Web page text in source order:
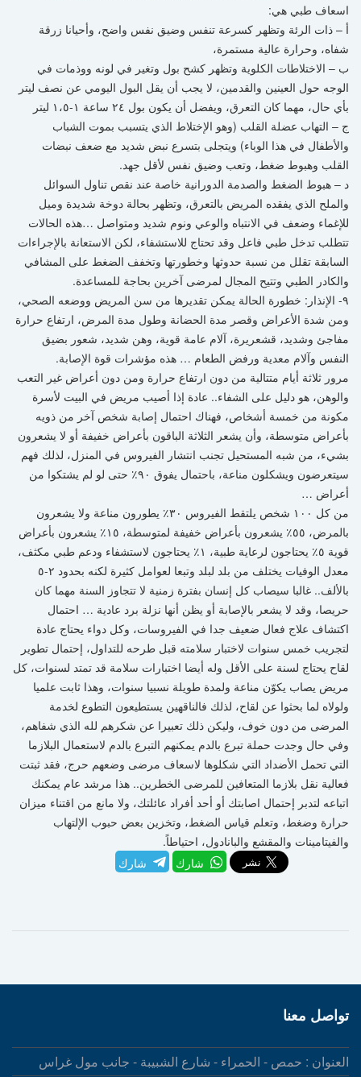
اسعاف طبي هي:
أ – ذات الرئة وتظهر كسرعة تنفس وضيق نفس واضح، وأحيانا زرقة
شفاه، وحرارة عالية مستمرة،
ب – الاختلاطات الكلوية وتظهر كشح بول وتغير في لونه ووذمات في
الوجه حول العينين والقدمين، لا يجب أن يقل البول اليومي عن نصف ليتر
بأي حال، مهما كان التعرق، ويفضل أن يكون بول ٢٤ ساعة ١-١،٥ ليتر
ج – التهاب عضلة القلب (وهو الإختلاط الذي يتسبب بموت الشباب
والأطفال في هذا الوباء) ويتجلى بتسرع نبض شديد مع ضعف نبضات
القلب وهبوط ضغط، وتعب وضيق نفس لأقل جهد.
د – هبوط الضغط والصدمة الدورانية خاصة عند نقص تناول السوائل
والملح الذي يفقده المريض بالتعرق، وتظهر بحالة دوخة شديدة وميل
للإغماء وضعف في الانتباه والوعي ونوم شديد ومتواصل …هذه الحالات
تتطلب تدخل طبي فاعل وقد تحتاج للاستشفاء، لكن الاستعانة بالإجراءات
السابقة تقلل من نسبة حدوثها وخطورتها وتخفف الضغط على المشافي
والكادر الطبي وتتيح المجال لمرضى آخرين بحاجة للمساعدة.
٩- الإنذار: خطورة الحالة يمكن تقديرها من سن المريض ووضعه الصحي،
ومن شدة الأعراض وقصر مدة الحضانة وطول مدة المرض، ارتفاع حرارة
مفاجئ وشديد، قشعريرة، آلام عامة قوية، وهن شديد، شعور بضيق
النفس وآلام معدية ورفض الطعام … هذه مؤشرات قوة الإصابة.
مرور ثلاثة أيام متتالية من دون ارتفاع حرارة ومن دون أعراض غير التعب
والوهن، هو دليل على الشفاء.. عادة إذا أصيب مريض في البيت لأسرة
مكونة من خمسة أشخاص، فهناك احتمال إصابة شخص آخر من ذويه
بأعراض متوسطة، وأن يشعر الثلاثة الباقون بأعراض خفيفة أو لا يشعرون
بشيء، من شبه المستحيل تجنب انتشار الفيروس في المنزل، لذلك فهم
سيتعرضون ويشكلون مناعة، باحتمال يفوق ٩٠٪ حتى لو لم يشتكوا من
أعراض …
من كل ١٠٠ شخص يلتقط الفيروس ٣٠٪ يطورون مناعة ولا يشعرون
بالمرض، ٥٥٪ يشعرون بأعراض خفيفة لمتوسطة، ١٥٪ يشعرون بأعراض
قوية ٥٪ يحتاجون لرعاية طبية، ١٪ يحتاجون لاستشفاء ودعم طبي مكثف،
معدل الوفيات يختلف من بلد لبلد وتبعا لعوامل كثيرة لكنه بحدود ٢-٥
بالألف.. غالبا سيصاب كل إنسان بفترة زمنية لا تتجاوز السنة مهما كان
حريصا، وقد لا يشعر بالإصابة أو يظن أنها نزلة برد عادية … احتمال
اكتشاف علاج فعال ضعيف جدا في الفيروسات، وكل دواء يحتاج عادة
لتجريب خمس سنوات لاختبار سلامته قبل طرحه للتداول، إحتمال تطوير
لقاح يحتاج لسنة على الأقل وله أيضا اختبارات سلامة قد تمتد لسنوات، كل
مريض يصاب يكوّن مناعة ولمدة طويلة نسبيا سنوات، وهذا ثابت علميا
ولولاه لما بحثوا عن لقاح، لذلك فالناقهين يستطيعون التطوع لخدمة
المرضى من دون خوف، وليكن ذلك تعبيرا عن شكرهم لله الذي شفاهم،
وفي حال وجدت حملة تبرع بالدم يمكنهم التبرع بالدم لاستعمال البلازما
التي تحمل الأضداد التي شكلوها لاسعاف مرضى وضعهم حرج، فقد ثبتت
فعالية نقل بلازما المتعافين للمرضى الخطرين.. هذا مرشد عام يمكنك
اتباعه لتدبر إحتمال اصابتك أو أحد أفراد عائلتك، ولا مانع من اقتناء ميزان
حرارة وضغط، وتعلم قياس الضغط، وتخزين بعض حبوب الإلتهاب
والفيتامينات والمقشع والبانادول، احتياطاً.
شارك
شارك
تواصل معنا
العنوان : حمص - الحمراء - شارع الشبيبة - جانب مول غراس